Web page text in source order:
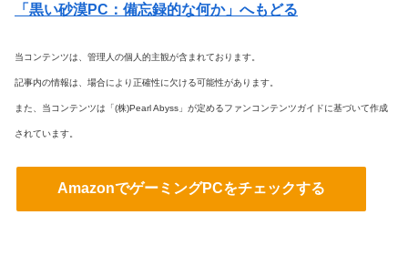
「黒い砂漠PC：備忘録的な何か」へもどる
当コンテンツは、管理人の個人的主観が含まれております。
記事内の情報は、場合により正確性に欠ける可能性があります。
また、当コンテンツは「(株)Pearl Abyss」が定めるファンコンテンツガイドに基づいて作成
されています。
AmazonでゲーミングPCをチェックする